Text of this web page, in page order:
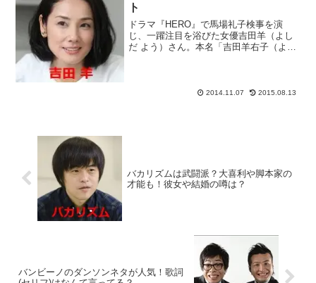
ト
ドラマ『HERO』で馬場礼子検事を演
じ、一躍注目を浴びた女優吉田羊（よし
だ よう）さん。本名「吉田羊右子（よう
人の吉田羊さんですが、...
2014.11.07 2015.08.13
バカリズムは武闘派？大喜利や脚本家の
才能も！彼女や結婚の噂は？
バンビーノのダンソンネタが人気！歌詞